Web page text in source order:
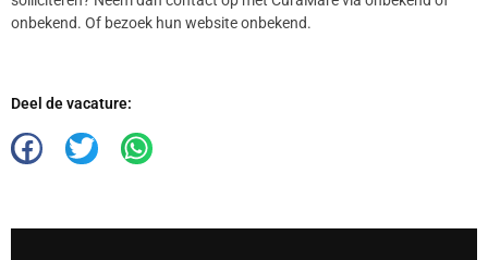
onbekend. Of bezoek hun website onbekend.
Deel de vacature: